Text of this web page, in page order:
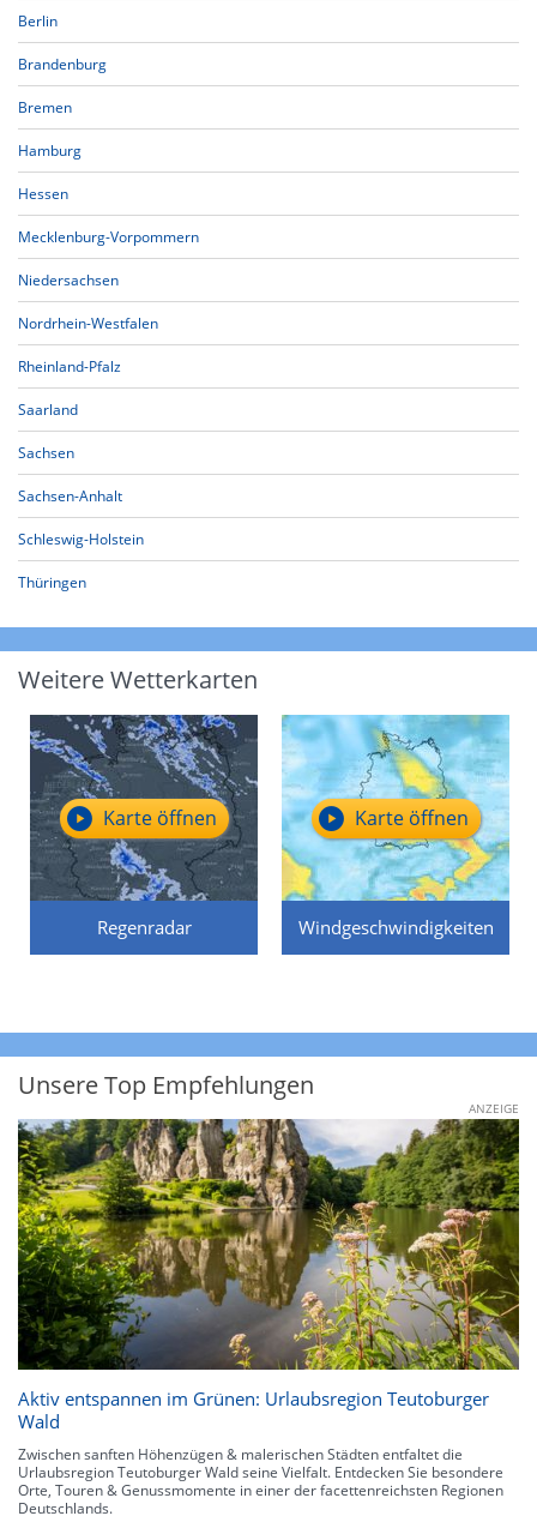
Berlin
Brandenburg
Bremen
Hamburg
Hessen
Mecklenburg-Vorpommern
Niedersachsen
Nordrhein-Westfalen
Rheinland-Pfalz
Saarland
Sachsen
Sachsen-Anhalt
Schleswig-Holstein
Thüringen
Weitere Wetterkarten
Regenradar
Karte öffnen
Windgeschwindigkeiten
Karte öffnen
Unsere Top Empfehlungen
ANZEIGE
Aktiv entspannen im Grünen: Urlaubsregion Teutoburger
Wald
Zwischen sanften Höhenzügen & malerischen Städten entfaltet die
Urlaubsregion Teutoburger Wald seine Vielfalt. Entdecken Sie besondere
Orte, Touren & Genussmomente in einer der facettenreichsten Regionen
Deutschlands.